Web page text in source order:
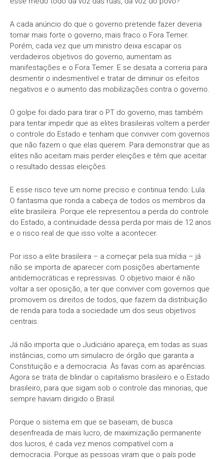
A cada anúncio do que o governo pretende fazer deveria
tornar mais forte o governo, mais fraco o Fora Temer.
Porém, cada vez que um ministro deixa escapar os
verdadeiros objetivos do governo, aumentam as
manifestações e o Fora Temer. E se desata a correria para
desmentir o indesmentível e tratar de diminuir os efeitos
negativos e o aumento das mobilizações contra o governo.
O golpe foi dado para tirar o PT do governo, mas também
para tentar impedir que as elites brasileiras voltem a perder
o controle do Estado e tenham que conviver com governos
que não fazem o que elas querem. Para demonstrar que as
elites não aceitam mais perder eleições e têm que aceitar
o resultado dessas eleições.
E esse risco teve um nome preciso e continua tendo: Lula.
O fantasma que ronda a cabeça de todos os membros da
elite brasileira. Porque ele representou a perda do controle
do Estado, a continuidade dessa perda por mais de 12 anos
e o risco real de que isso volte a acontecer.
Por isso a elite brasileira – a começar pela sua mídia – já
não se importa de aparecer com posições abertamente
antidemocráticas e repressivas. O objetivo maior é não
voltar a ser oposição, a ter que conviver com governos que
promovem os direitos de todos, que fazem da distribuição
de renda para toda a sociedade um dos seus objetivos
centrais.
Já não importa que o Judiciário apareça, em todas as suas
instâncias, como um simulacro de órgão que garanta a
Constituição e a democracia. Às favas com as aparências.
Agora se trata de blindar o capitalismo brasileiro e o Estado
brasileiro, para que sigam sob o controle das minorias, que
sempre haviam dirigido o Brasil.
Porque o sistema em que se baseiam, de busca
desenfreada de mais lucro, de maximização permanente
dos lucros, é cada vez menos compatível com a
democracia. Porque as pessoas viram que o país pode